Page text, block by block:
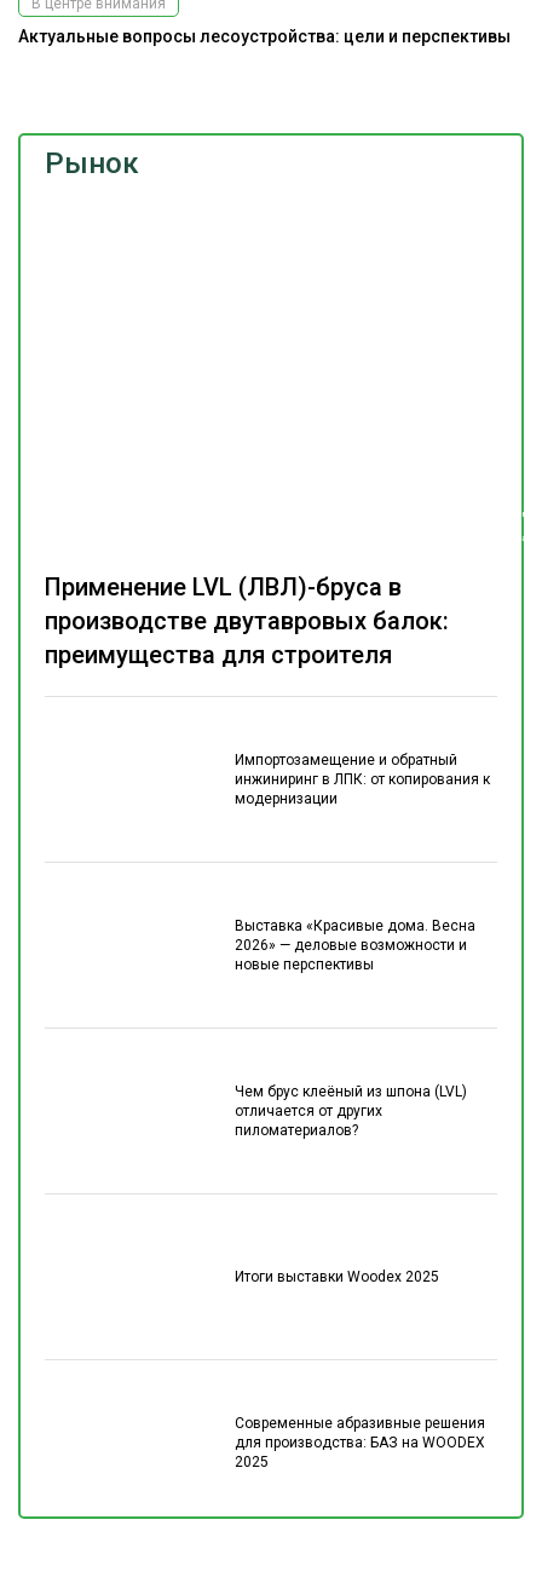
Рынок
Импортозамещение и обратный
инжиниринг в ЛПК: от копирования к
модернизации
Выставка «Красивые дома. Весна
2026» — деловые возможности и
новые перспективы
Чем брус клеёный из шпона (LVL)
отличается от других
пиломатериалов?
Итоги выставки Woodex 2025
Современные абразивные решения
для производства: БАЗ на WOODEX
2025
Применение LVL (ЛВЛ)-бруса в
производстве двутавровых балок:
преимущества для строителя
В центре внимания
Актуальные вопросы лесоустройства: цели и перспективы
Подпишитесь
телеграм-канал